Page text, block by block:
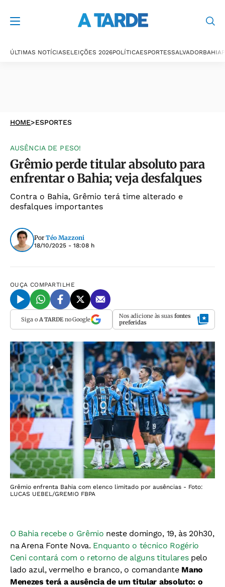
ÚLTIMAS NOTÍCIASELEIÇÕES 2026POLÍTICAESPORTESSALVADORBAHIA
HOME>ESPORTES
AUSÊNCIA DE PESO!
Grêmio perde titular absoluto para
enfrentar o Bahia; veja desfalques
Contra o Bahia, Grêmio terá time alterado e
desfalques importantes
Por Téo Mazzoni
18/10/2025 - 18:08 h
OUÇA COMPARTILHE
Siga o A TARDEno Google Nos adicione às suas fontes
preferidas
Grêmio enfrenta Bahia com elenco limitado por ausências - Foto:
LUCAS UEBEL/GREMIO FBPA
O Bahia recebe o Grêmio neste domingo, 19, às 20h30,
na Arena Fonte Nova. Enquanto o técnico Rogério
Ceni contará com o retorno de alguns titularespelo
lado azul, vermelho e branco, o comandante Mano
Menezes terá a ausência de um titular absoluto: o